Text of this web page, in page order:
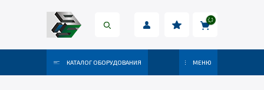
КАТАЛОГ ОБОРУДОВАНИЯ МЕНЮ